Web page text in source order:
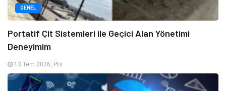
GENEL
Portatif Çit Sistemleri ile Geçici Alan Yönetimi
Deneyimim
13 Tem 2026, Pts